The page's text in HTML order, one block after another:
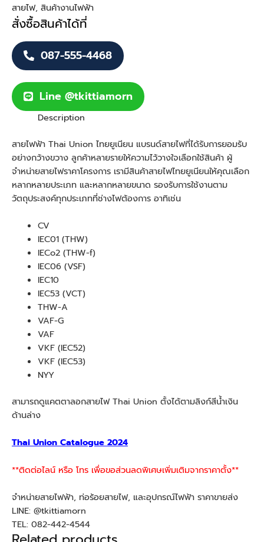
สายไฟ, สินค้างานไฟฟ้า
สั่งซื้อสินค้าได้ที่
087-555-4468
Line @tkittiamorn
Description
สายไฟฟ้า Thai Union ไทยยูเนียน แบรนด์สายไฟที่ได้รับการยอมรับ
อย่างกว้างขวาง ลูกค้าหลายรายให้ความไว้วางใจเลือกใช้สินค้า ผู้
จำหน่ายสายไฟราคาโครงการ เรามีสินค้าสายไฟไทยยูเนียนให้คุณเลือก
หลากหลายประเภท และหลากหลายขนาด รองรับการใช้งานตาม
วัตถุประสงค์ทุกประเภทที่ช่างไฟต้องการ อาทิเช่น
CV
IEC01 (THW)
IECo2 (THW-f)
IEC06 (VSF)
IEC10
IEC53 (VCT)
THW-A
VAF-G
VAF
VKF (IEC52)
VKF (IEC53)
NYY
สามารถดูแคตตาลอกสายไฟ Thai Union ตั้งได้ตามลิงก์สีน้ำเงิน
ด้านล่าง
Thai Union Catalogue 2024
**ติดต่อไลน์ หรือ โทร เพื่อขอส่วนลดพิเศษเพิ่มเติมจากราคาตั้ง**
จำหน่ายสายไฟฟ้า, ท่อร้อยสายไฟ, และอุปกรณ์ไฟฟ้า ราคาขายส่ง
LINE: @tkittiamorn
TEL: 082-442-4544